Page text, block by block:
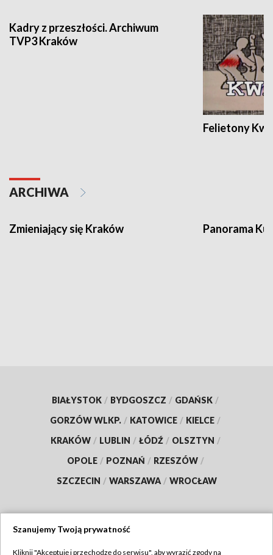
Kadry z przeszłości. Archiwum
TVP3 Kraków
Felietony
ARCHIWA
Zmieniający się Kraków Panorama
BIAŁYSTOK / BYDGOSZCZ / GDAŃSK /
GORZÓW WLKP. / KATOWICE / KIELCE /
KRAKÓW / LUBLIN / ŁÓDŹ / OLSZTYN /
OPOLE / POZNAŃ / RZESZÓW /
SZCZECIN / WARSZAWA / WROCŁAW
Szanujemy Twoją prywatność
Kliknij "Akceptuję i przechodzę do serwisu", aby wyrazić zgody na